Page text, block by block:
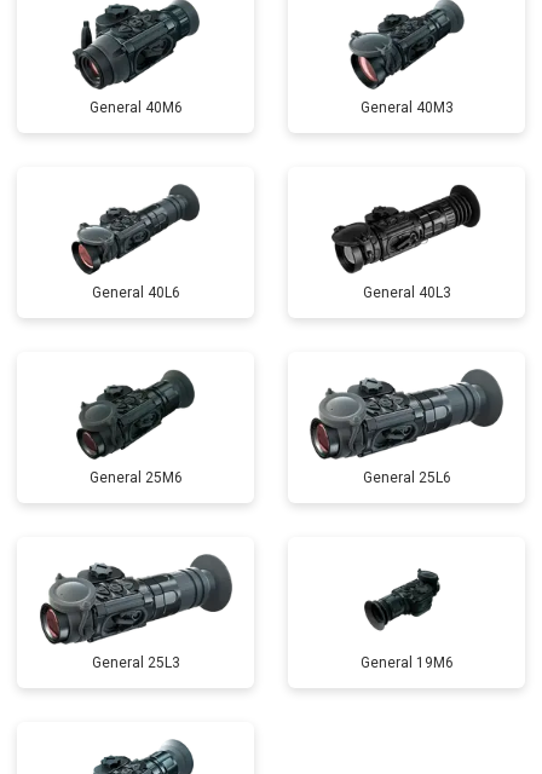
General 40M6 General 40M3
General 40L6 General 40L3
General 25M6 General 25L6
General 25L3 General 19M6